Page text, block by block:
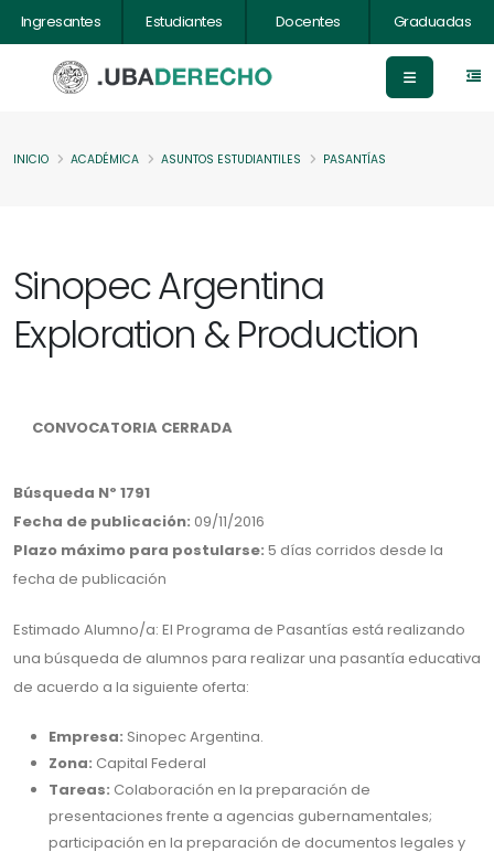
Ingresantes Estudiantes Docentes Graduadas
INICIO ACADÉMICA ASUNTOS ESTUDIANTILES PASANTÍAS
Sinopec Argentina
Exploration & Production
CONVOCATORIA CERRADA
Búsqueda Nº 1791
Fecha de publicación: 09/11/2016
Plazo máximo para postularse: 5 días corridos desde la
fecha de publicación
Estimado Alumno/a: El Programa de Pasantías está realizando
una búsqueda de alumnos para realizar una pasantía educativa
de acuerdo a la siguiente oferta:
Empresa: Sinopec Argentina.
Zona: Capital Federal
Tareas: Colaboración en la preparación de
presentaciones frente a agencias gubernamentales;
participación en la preparación de documentos legales y